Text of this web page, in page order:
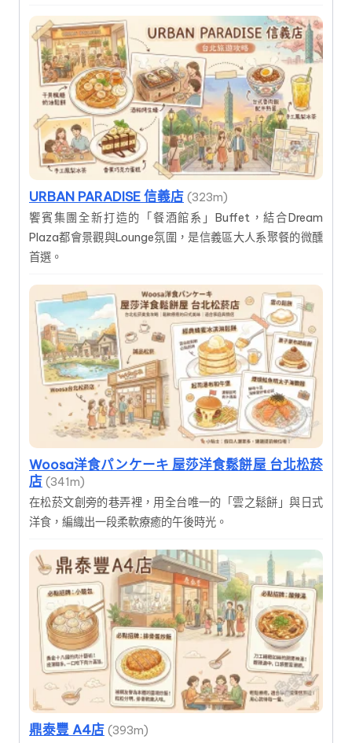
URBAN PARADISE 信義店 (323m)
饗賓集團全新打造的「餐酒館系」Buffet，結合Dream
Plaza都會景觀與Lounge氛圍，是信義區大人系聚餐的微醺
首選。
Woosa洋食パンケーキ 屋莎洋食鬆餅屋 台北松菸
店 (341m)
在松菸文創旁的巷弄裡，用全台唯一的「雲之鬆餅」與日式
洋食，編織出一段柔軟療癒的午後時光。
鼎泰豐 A4店 (393m)